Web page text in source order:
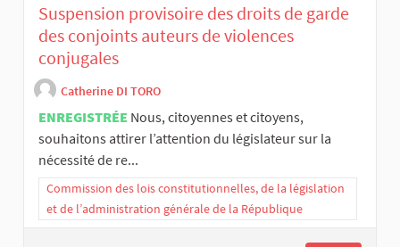
Suspension provisoire des droits de garde
des conjoints auteurs de violences
conjugales
Catherine DI TORO
ENREGISTRÉE Nous, citoyennes et citoyens,
souhaitons attirer l’attention du législateur sur la
nécessité de re...
Commission des lois constitutionnelles, de la législation
et de l’administration générale de la République